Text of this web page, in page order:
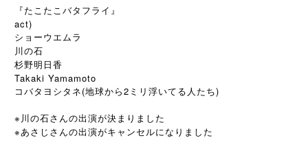
『たこたこバタフライ』
act)
ショーウエムラ
川の石
杉野明日香
Takaki Yamamoto
コバタヨシタネ(地球から2ミリ浮いてる人たち)
※川の石さんの出演が決まりました
※あさじさんの出演がキャンセルになりました